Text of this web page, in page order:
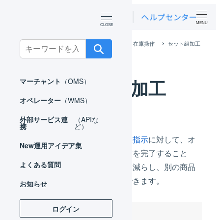
Search
for:
マーチャント （OMS）
オペレーター （WMS）
外部サービス連
携
（APIな
ど）
New運用アイデア集
よくある質問
お知らせ
ログイン
MENU
オペレーター 在庫管理 在庫操作 セット組加工
セット組加工
マーチャント側で登録した加工指示に対して、オ
ペレーター側で加工指示の作業を完了すること
で、特定の商品マスタの在庫を減らし、別の商品
マスタの在庫を増やすことができます。